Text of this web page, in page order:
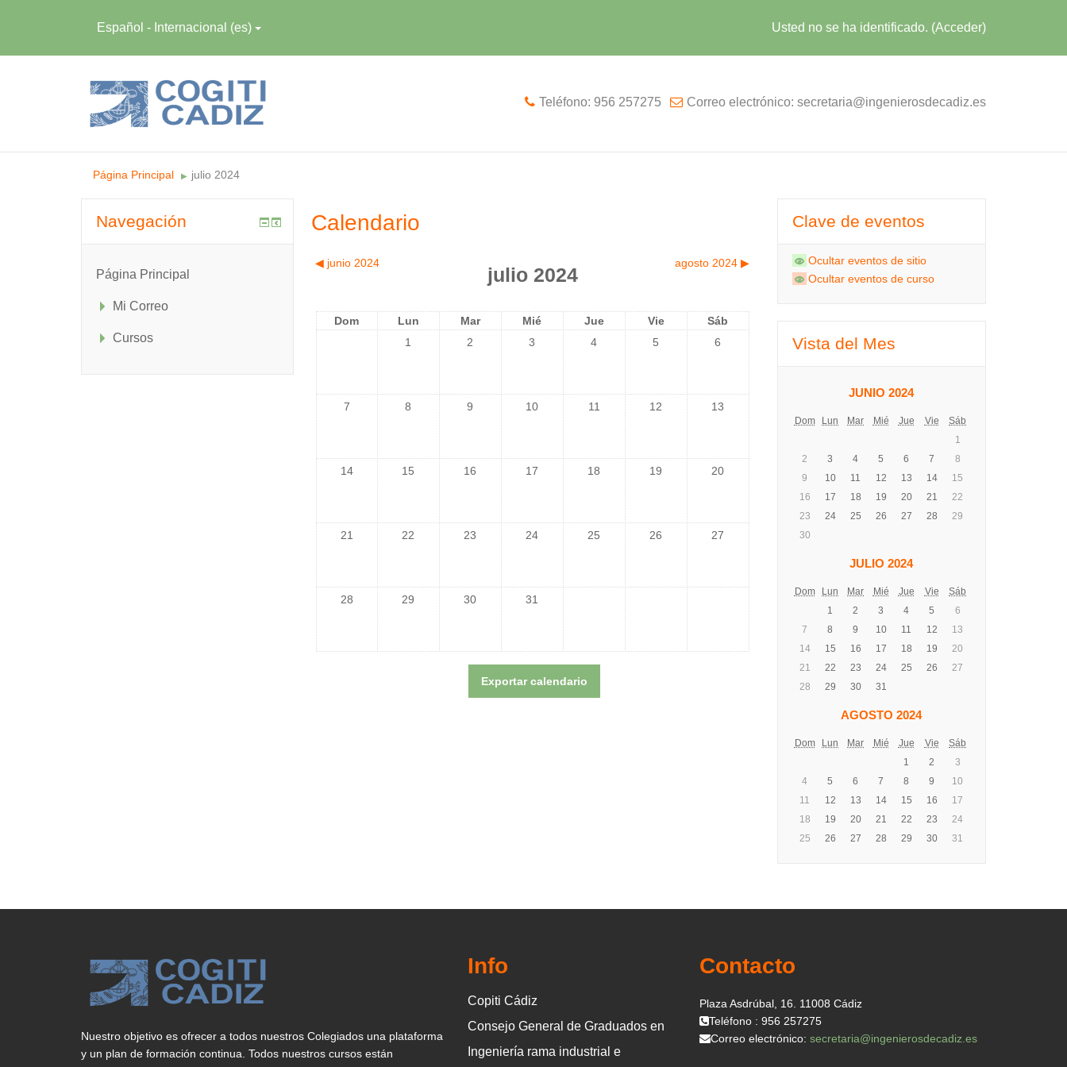
Usted no se ha identificado. (Acceder)
Español - Internacional ‎(es)‎
Teléfono: 956 257275 Correo electrónico: secretaria@ingenierosdecadiz.es
Página Principal ▶︎ julio 2024
Calendario
◀︎ junio 2024
julio 2024
agosto 2024 ▶︎
Dom Lun Mar Mié Jue Vie
Sáb
1
2 3 4 5 6
7 8 9 10 11 12 13
14 15 16 17 18 19 20
21 22 23 24 25 26 27
28 29 30 31
Navegación
Página Principal
Mi Correo
Cursos
Clave de eventos
Ocultar eventos de sitio
Ocultar eventos de curso
Vista del Mes
JUNIO 2024
Dom Lun Mar Mié Jue Vie
Sáb
1
2
3 4 5 6 7
8
9
10 11 12 13 14
15
16
17 18 19 20 21
22
23
24 25 26 27 28
29
30
JULIO 2024
Dom Lun Mar Mié Jue Vie
Sáb
1
2 3 4 5
6
7
8 9 10 11 12
13
14
15 16 17 18 19
20
21
22 23 24 25 26
27
28
29 30 31
AGOSTO 2024
Dom Lun Mar Mié Jue Vie
Sáb
1
2
3
4
5 6 7 8 9
10
11
12 13 14 15 16
17
18
19 20 21 22 23
24
25
26 27 28 29 30 31
Nuestro objetivo es ofrecer a todos nuestros Colegiados una plataforma
y un plan de formación continua. Todos nuestros cursos están
Info
Copiti Cádiz
Consejo General de Graduados en
Ingeniería rama industrial e
Contacto
Plaza Asdrúbal, 16. 11008 Cádiz
Teléfono : 956 257275
Correo electrónico:secretaria@ingenierosdecadiz.es